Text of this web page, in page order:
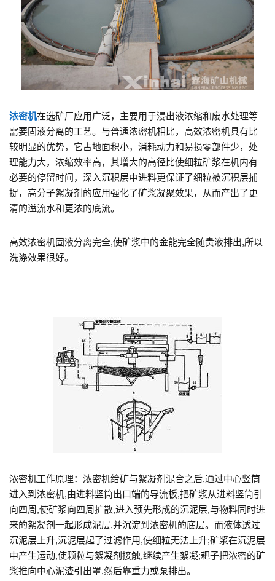
浓密机在选矿厂应用广泛，主要用于浸出液浓缩和废水处理等
需要固液分离的工艺。与普通浓密机相比，高效浓密机具有比
较明显的优势，它占地面积小，消耗动力和易损零部件少，处
理能力大，浓缩效率高，其增大的高径比使细粒矿浆在机内有
必要的停留时间，深入沉积层中进料更保证了细粒被沉积层捕
捉，高分子絮凝剂的应用强化了矿浆凝聚效果，从而产出了更
清的溢流水和更浓的底流。
高效浓密机固液分离完全,使矿浆中的金能完全随贵液排出,所以
洗涤效果很好。
浓密机工作原理：浓密机给矿与絮凝剂混合之后,通过中心竖筒
进入到浓密机,由进料竖筒出口端的导流板,把矿浆从进料竖筒引
向四周,使矿浆向四周扩散,进入预先形成的沉泥层,与物料同时进
来的絮凝剂一起形成泥层,并沉淀到浓密机的底层。而液体透过
沉泥层上升,沉泥层起了过滤作用,使细粒无法上升;矿浆在沉泥层
中产生运动,使颗粒与絮凝剂接触,继续产生絮凝;耙子把浓密的矿
浆推向中心泥渣引出罩,然后靠重力或泵排出。